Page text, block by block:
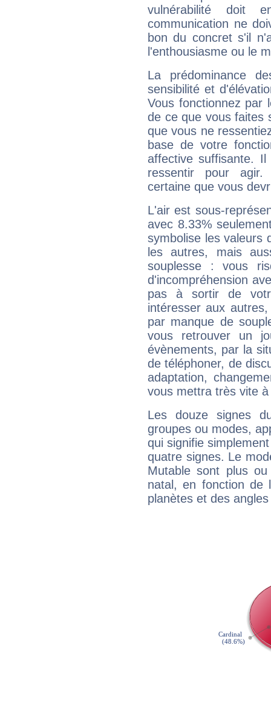
vulnérabilité doit
communication ne
bon du concret s'il
l'enthousiasme ou le
La prédominance
sensibilité et
Vous fonctionnez
de ce que vous faites
que vous ne
base de votre
affective suffisante.
ressentir pour agir.
certaine que vous
L'air est sous-
avec 8.33%
symbolise les valeurs
les autres, mais
souplesse : vous
d'incompréhension
pas à sortir de
intéresser aux
par manque de
vous retrouver un
évènements, par la
de téléphoner, de
adaptation,
vous mettra très vite
Les douze signes
groupes ou modes,
qui signifie
quatre signes. Le
Mutable sont plus
natal, en fonction de
planètes et des